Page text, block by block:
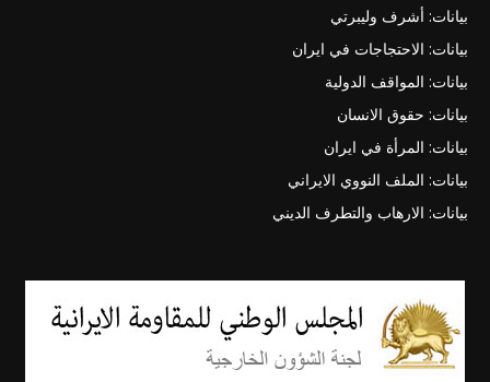
بيانات: أشرف وليبرتي
بيانات: الاحتجاجات في ايران
بيانات: المواقف الدولية
بيانات: حقوق الانسان
بيانات: المرأة في ايران
بيانات: الملف النووي الايراني
بيانات: الارهاب والتطرف الديني